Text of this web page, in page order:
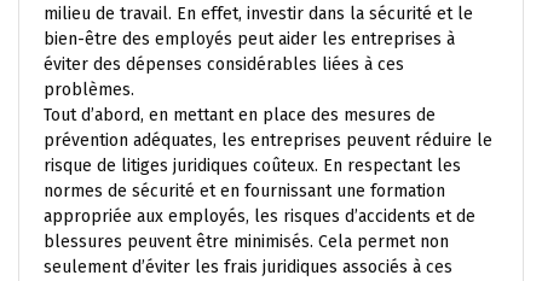
milieu de travail. En effet, investir dans la sécurité et le
bien-être des employés peut aider les entreprises à
éviter des dépenses considérables liées à ces
problèmes.
Tout d’abord, en mettant en place des mesures de
prévention adéquates, les entreprises peuvent réduire le
risque de litiges juridiques coûteux. En respectant les
normes de sécurité et en fournissant une formation
appropriée aux employés, les risques d’accidents et de
blessures peuvent être minimisés. Cela permet non
seulement d’éviter les frais juridiques associés à ces